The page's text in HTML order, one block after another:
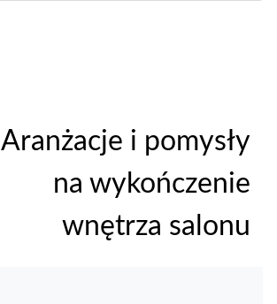
Aranżacje i pomysły
na wykończenie
wnętrza salonu